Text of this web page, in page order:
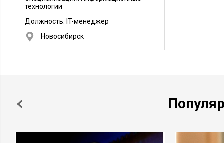
технологии
Должность: IT-менеджер
Новосибирск